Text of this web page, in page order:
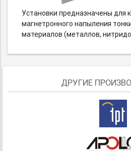
Установки предназначены для
магнетронного напыления
материалов (металлов,
ДРУГИЕ